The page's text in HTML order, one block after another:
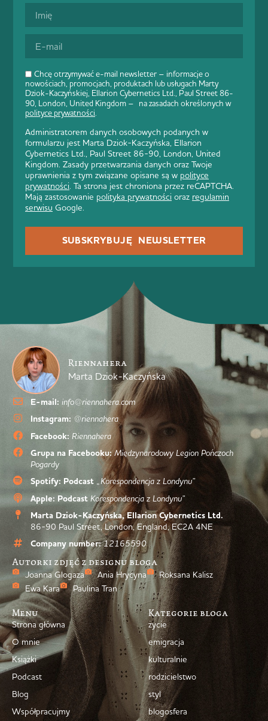
Chcę otrzymywać e-mail newsletter – informacje o
nowościach, promocjach, produktach lub usługach Marty
Dziok-Kaczyńskiej, Ellarion Cybernetics Ltd., Paul Street 86-
90, London, United Kingdom – na zasadach określonych w
polityce prywatności.
Administratorem danych osobowych podanych w
formularzu jest Marta Dziok-Kaczyńska, Ellarion
Cybernetics Ltd., Paul Street 86-90, London, United
Kingdom. Zasady przetwarzania danych oraz Twoje
uprawnienia z tym związane opisane są w polityce
prywatności. Ta strona jest chroniona przez reCAPTCHA.
Mają zastosowanie polityka prywatności oraz regulamin
serwisu Google.
SUBSKRYBUJĘ NEWSLETTER
Riennahera
Marta Dziok-Kaczyńska
E-mail: info@riennahera.com
Instagram: @riennahera
Facebook: Riennahera
Grupa na Facebooku: Międzynarodowy Legion Pończoch
Pogardy
Spotify: Podcast „Korespondencja z Londynu”
Apple: Podcast Korespondencja z Londynu”
Marta Dziok-Kaczyńska, Ellarion Cybernetics Ltd.
86-90 Paul Street, London, England, EC2A 4NE
Company number: 12165590
Autorki zdjęć z designu bloga
Joanna Glogaza Ania Hrycyna
Roksana Kalisz
Ewa Kara
Paulina Tran
Menu
Strona główna
O mnie
Książki
Podcast
Blog
Współpracujmy
Kategorie bloga
życie
emigracja
kulturalnie
rodzicielstwo
styl
blogosfera